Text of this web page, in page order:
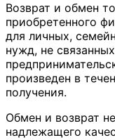
Возврат и обмен
приобретенного
для личных,
нужд, не
произведен в
получения.
Обмен и возврат
надлежащего